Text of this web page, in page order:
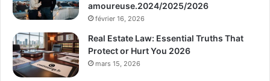
amoureuse.2024/2025/2026
février 16, 2026
Real Estate Law: Essential Truths That
Protect or Hurt You 2026
mars 15, 2026